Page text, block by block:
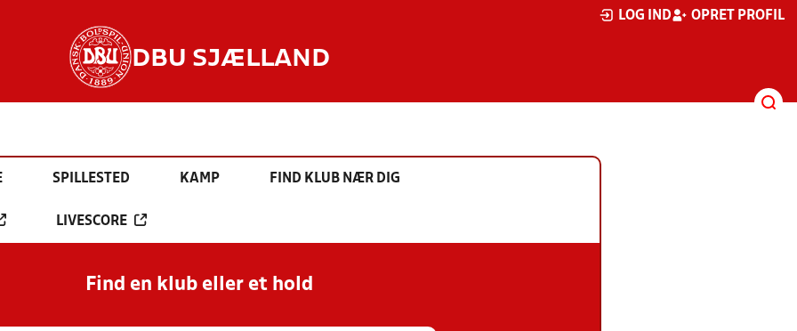
LOG IND OPRET PROFIL
DBU SJÆLLAND
SPILLESTED KAMP FIND KLUB NÆR DIG
LIVESCORE
Find en klub eller et hold